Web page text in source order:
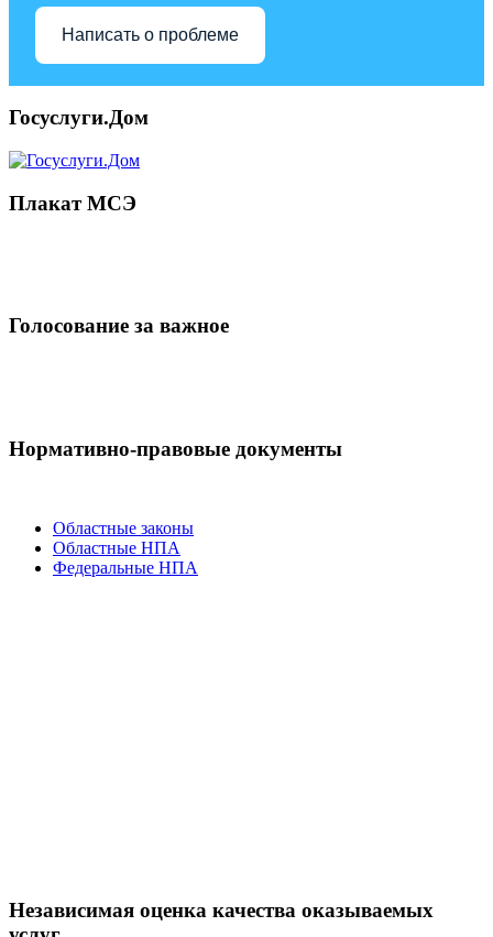
Написать о проблеме
Госуслуги.Дом
Плакат МСЭ
Голосование за важное
Нормативно-правовые документы
Областные законы
Областные НПА
Федеральные НПА
Независимая оценка качества оказываемых